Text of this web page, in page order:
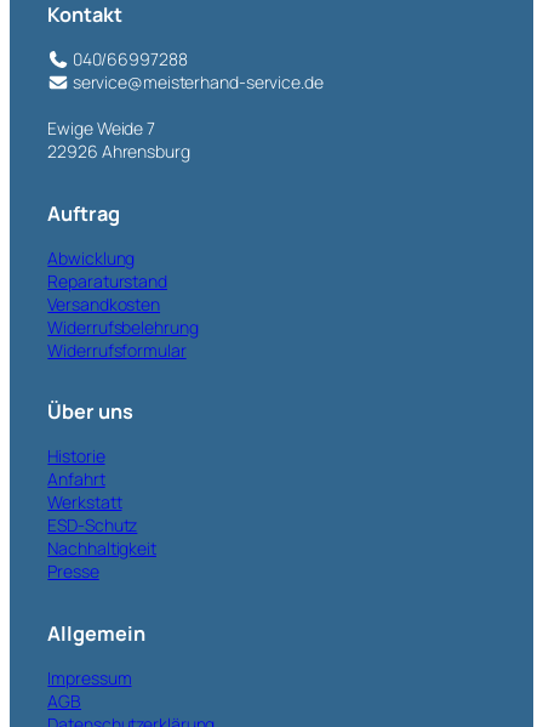
Kontakt
040/66997288
service@meisterhand-service.de
Ewige Weide 7
22926 Ahrensburg
Auftrag
Abwicklung
Reparaturstand
Versandkosten
Widerrufsbelehrung
Widerrufsformular
Über uns
Historie
Anfahrt
Werkstatt
ESD-Schutz
Nachhaltigkeit
Presse
Allgemein
Impressum
AGB